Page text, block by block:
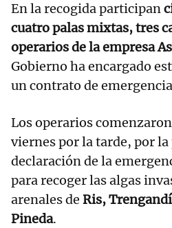
En la recogida participan
cuatro palas mixtas, tres
operarios de la empresa
Gobierno ha encargado
un contrato de
Los operarios
viernes por la tarde, por la
declaración de la
para recoger las algas
arenales de Ris,
Pineda.